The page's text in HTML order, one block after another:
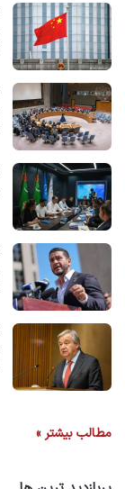
مطالب بیشتر »